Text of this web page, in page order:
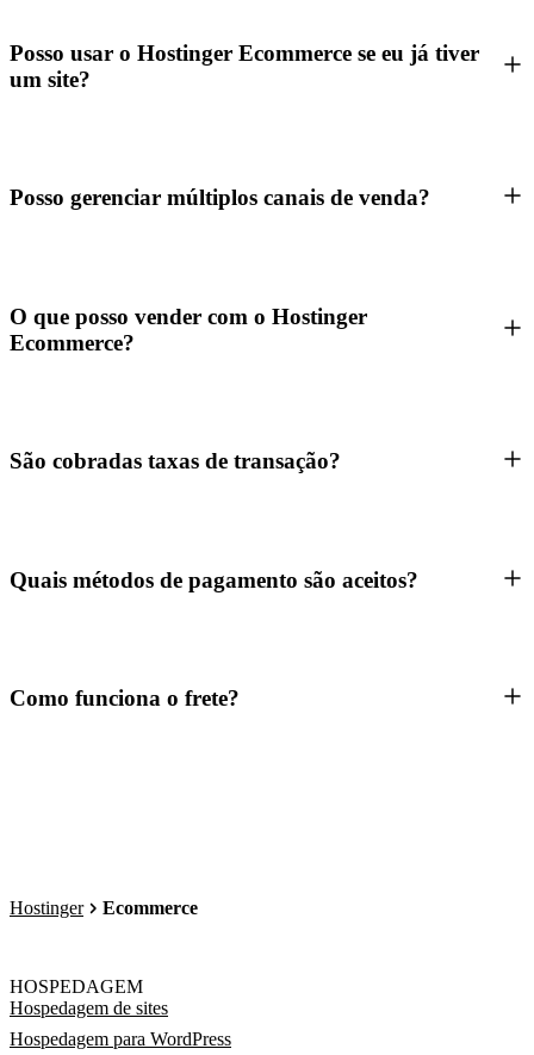
Posso usar o Hostinger Ecommerce se eu já tiver
um site?
Posso gerenciar múltiplos canais de venda?
O que posso vender com o Hostinger
Ecommerce?
São cobradas taxas de transação?
Quais métodos de pagamento são aceitos?
Como funciona o frete?
Hostinger Ecommerce
HOSPEDAGEM
Hospedagem de sites
Hospedagem para WordPress